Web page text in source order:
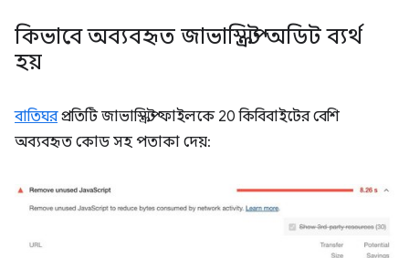
কিভাবে অব্যবহৃত জাভাস্ক্রিপ্ট অডিট ব্যর্থ
হয়
বাতিঘরপ্রতিটি জাভাস্ক্রিপ্ট ফাইলকে 20 কিবিবাইটের বেশি
অব্যবহৃত কোড সহ পতাকা দেয়: